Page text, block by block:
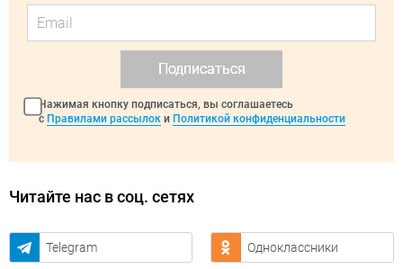
Подписаться
Нажимая кнопку подписаться, вы соглашаетесь
с Правилами рассылок и Политикой конфиденциальности
Читайте нас в соц. сетях
Telegram Одноклассники